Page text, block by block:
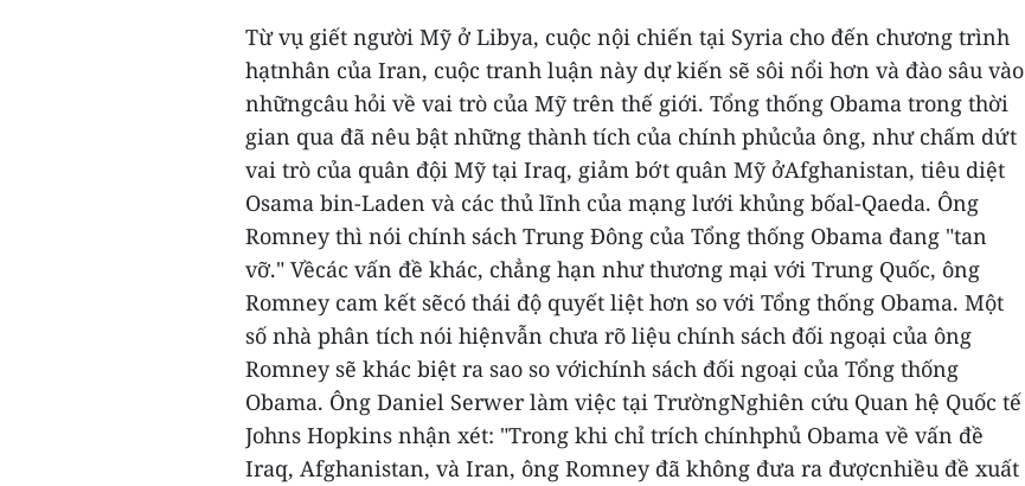
Từ vụ giết người Mỹ ở Libya, cuộc nội chiến tại Syria cho đến chương trình
hạtnhân của Iran, cuộc tranh luận này dự kiến sẽ sôi nổi hơn và đào sâu vào
nhữngcâu hỏi về vai trò của Mỹ trên thế giới. Tổng thống Obama trong thời
gian qua đã nêu bật những thành tích của chính phủcủa ông, như chấm dứt
vai trò của quân đội Mỹ tại Iraq, giảm bớt quân Mỹ ởAfghanistan, tiêu diệt
Osama bin-Laden và các thủ lĩnh của mạng lưới khủng bốal-Qaeda. Ông
Romney thì nói chính sách Trung Đông của Tổng thống Obama đang "tan
vỡ." Vềcác vấn đề khác, chẳng hạn như thương mại với Trung Quốc, ông
Romney cam kết sẽcó thái độ quyết liệt hơn so với Tổng thống Obama. Một
số nhà phân tích nói hiệnvẫn chưa rõ liệu chính sách đối ngoại của ông
Romney sẽ khác biệt ra sao so vớichính sách đối ngoại của Tổng thống
Obama. Ông Daniel Serwer làm việc tại TrườngNghiên cứu Quan hệ Quốc tế
Johns Hopkins nhận xét: "Trong khi chỉ trích chínhphủ Obama về vấn đề
Iraq, Afghanistan, và Iran, ông Romney đã không đưa ra đượcnhiều đề xuất